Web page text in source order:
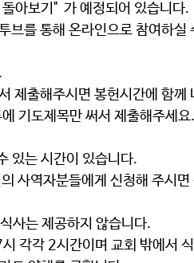
아보기"  가 예정되어 있습니다.
브를 통해 온라인으로 참여하실
제출해주시면 봉헌시간에 함께
기도제목만 써서 제출해주세요.
있는 시간이 있습니다.
사역자분들에게 신청해 주시
사는 제공하지 않습니다.
각각 2시간이며 교회 밖에서